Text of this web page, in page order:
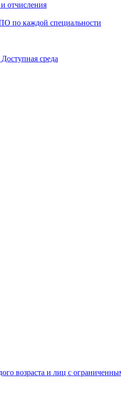
отчисления
по каждой специальности
среда
возраста и лиц с